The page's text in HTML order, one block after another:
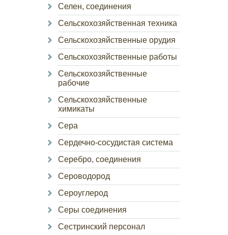
Селен, соединения
Сельскохозяйственная техника
Сельскохозяйственные орудия
Сельскохозяйственные работы
Сельскохозяйственные
рабочие
Сельскохозяйственные
химикаты
Сера
Сердечно-сосудистая система
Серебро, соединения
Сероводород
Сероуглерод
Серы соединения
Сестринский персонал